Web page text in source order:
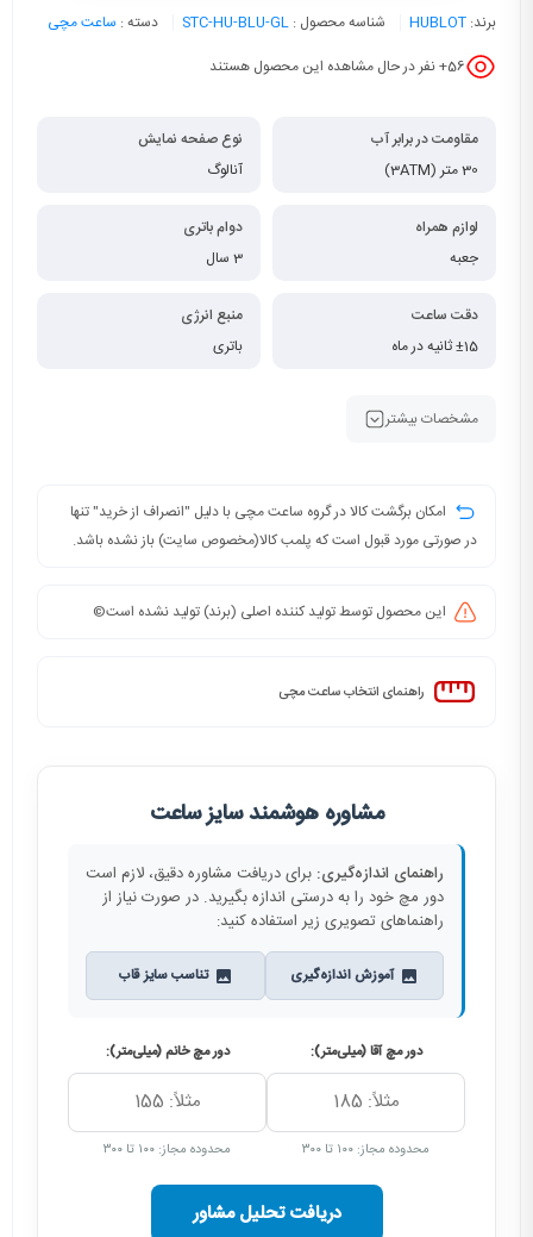
برند: HUBLOT شناسه محصول : STC-HU-BLU-GL دسته : ساعت مچی
56+ نفر در حال مشاهده این محصول هستند
مقاومت در برابر آب
30 متر (3ATM)
نوع صفحه نمایش
آنالوگ
لوازم همراه
جعبه
دوام باتری
3 سال
دقت ساعت
±15 ثانیه در ماه
منبع انرژی
باتری
مشخصات بیشتر
امکان برگشت کالا در گروه ساعت مچی با دلیل "انصراف از خرید" تنها
در صورتی مورد قبول است که پلمب کالا(مخصوص سایت) باز نشده باشد.
این محصول توسط تولید کننده اصلی (برند) تولید نشده است©️
راهنمای انتخاب ساعت مچی
مشاوره هوشمند سایز ساعت
راهنمای اندازه‌گیری: برای دریافت مشاوره دقیق، لازم است
دور مچ خود را به درستی اندازه بگیرید. در صورت نیاز از
راهنماهای تصویری زیر استفاده کنید:
آموزش اندازه‌گیری تناسب سایز قاب
دور مچ آقا (میلی‌متر):
محدوده مجاز: ۱۰۰ تا ۳۰۰
دور مچ خانم (میلی‌متر):
محدوده مجاز: ۱۰۰ تا ۳۰۰
دریافت تحلیل مشاور